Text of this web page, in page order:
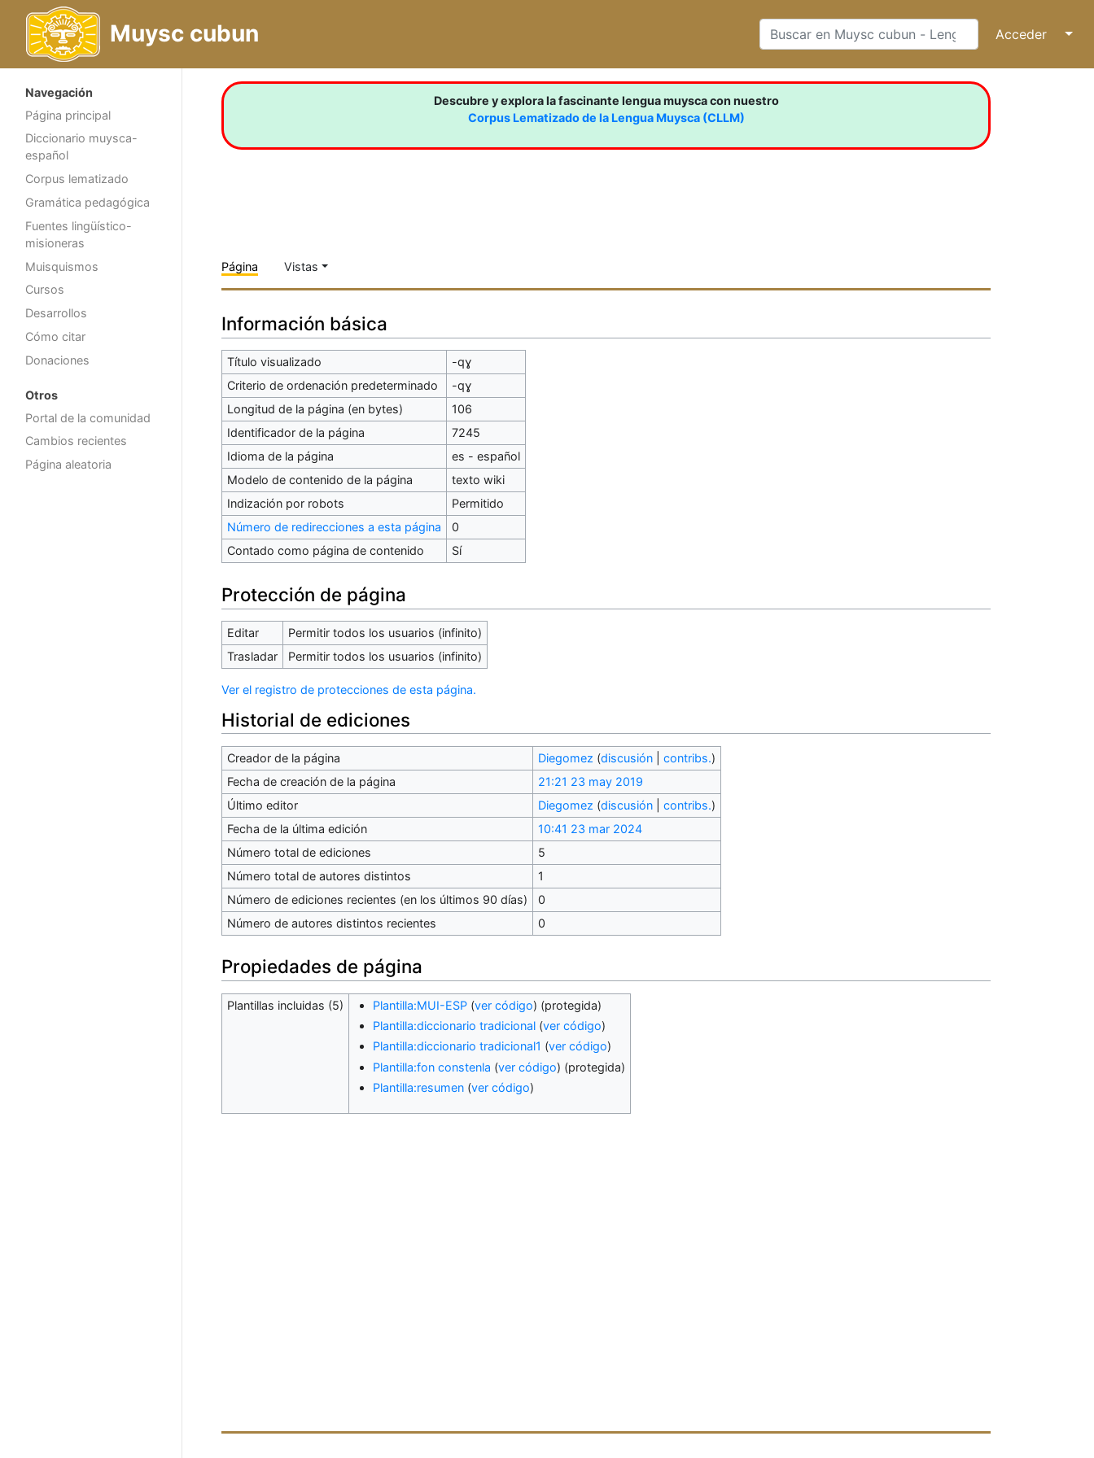
Muysc cubun Acceder ↓
Navegación
Página principal
Diccionario muysca-
español
Corpus lematizado
Gramática pedagógica
Fuentes lingüístico-
misioneras
Muisquismos
Cursos
Desarrollos
Cómo citar
Donaciones
Otros
Portal de la comunidad
Cambios recientes
Página aleatoria
Descubre y explora la fascinante lengua muysca con nuestro
Corpus Lematizado de la Lengua Muysca (CLLM)
Página Vistas
Información básica
Título visualizado
-qɣ
Criterio de ordenación predeterminado
-qɣ
Longitud de la página (en bytes)
106
Identificador de la página
7245
Idioma de la página
es - español
Modelo de contenido de la página
texto wiki
Indización por robots
Permitido
Número de redirecciones a esta página
0
Contado como página de contenido
Sí
Protección de página
Editar
Permitir todos los usuarios (infinito)
Trasladar
Permitir todos los usuarios (infinito)
Ver el registro de protecciones de esta página.
Historial de ediciones
Creador de la página Diegomez (discusión| contribs.)
Fecha de creación de la página
21:21 23 may 2019
Último editor
Diegomez (discusión| contribs.)
Fecha de la última edición
10:41 23 mar 2024
Número total de ediciones
5
Número total de autores distintos
1
Número de ediciones recientes (en los últimos 90 días)
0
Número de autores distintos recientes
0
Propiedades de página
Plantillas incluidas (5) Plantilla:MUI-ESP(ver código) (protegida)
Plantilla:diccionario tradicional(ver código)
Plantilla:diccionario tradicional1 (ver código)
Plantilla:fon constenla (ver código) (protegida)
Plantilla:resumen(ver código)